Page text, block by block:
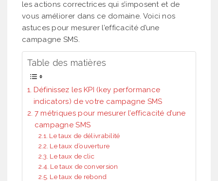
les actions correctrices qui s’imposent et de
vous améliorer dans ce domaine. Voici nos
astuces pour mesurer l’efficacité d’une
campagne SMS.
Table des matières
Définissez les KPI (key performance
indicators) de votre campagne SMS
7 métriques pour mesurer l’efficacité d’une
campagne SMS
Le taux de délivrabilité
Le taux d’ouverture
Le taux de clic
Le taux de conversion
Le taux de rebond